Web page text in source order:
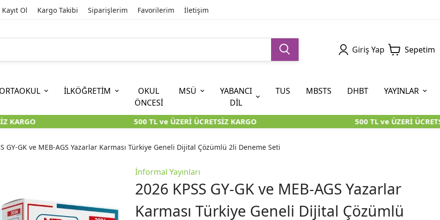
Kayıt Ol Kargo Takibi Siparişlerim Favorilerim İletişim
Giriş Yap Sepetim
11. SINIF
KARA KUTU KİTAPLARI
TYT
KARA KUTU KİTAPLARI
AYT
EĞİTİM BİLİMLERİ
KARA KUTU KİTAPLARI
LİSANS
KARA KUTU KİTAPLARI
ÖABT
ORTAOKUL
6. SINIF (İOKBS)
KARA KUTU KİTAPLARI
5. SINIF (İOKBS)
İLKÖĞRETİM
OKUL
ÖNCESİ
MSÜ
YABANCI
DİL
TUS MBSTS DHBT YAYINLAR
500 TL ve ÜZERİ ÜCRETSİZ KARGO 500 TL ve ÜZERİ
GY-GK ve MEB-AGS Yazarlar Karması Türkiye Geneli Dijital Çözümlü 2li Deneme Seti
İnformal Yayınları
2026 KPSS GY-GK ve MEB-AGS Yazarlar
Karması Türkiye Geneli Dijital Çözümlü